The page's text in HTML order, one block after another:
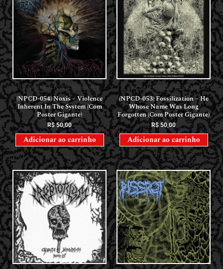
LANÇAMENTOS // RELEASES
(NPCD-054) Noxis – Violence
Inherent In The System (Com
Poster Gigante)
R$50,00
Adicionar ao carrinho
LANÇAMENTOS // RELEASES
(NPCD-053) Fossilization – He
Whose Name Was Long
Forgotten (Com Poster Gigante)
R$ 50,00
Adicionar ao carrinho